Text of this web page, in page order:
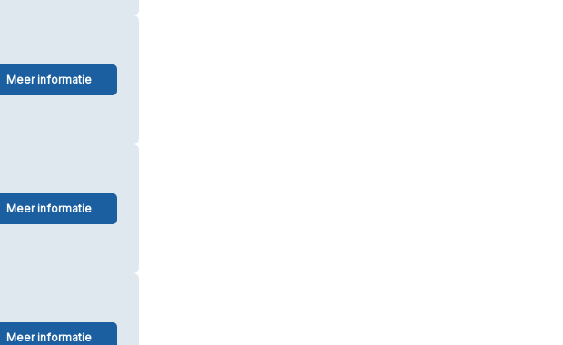
Meer informatie
Meer informatie
Meer informatie